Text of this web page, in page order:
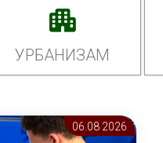
УРБАНИЗАМ
06.08 2026